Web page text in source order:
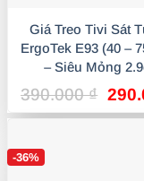
Giá Treo Tivi Sát
ErgoTek E93 (40 –
– Siêu Mỏng
390.000₫ Giá
gốc
-36%